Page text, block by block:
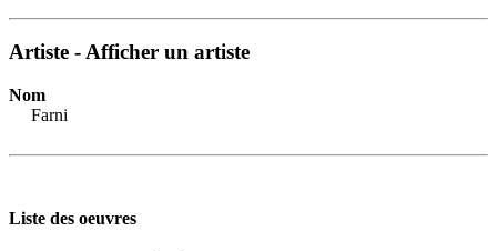
Artiste - Afficher un artiste
Nom
Farni
Liste des oeuvres